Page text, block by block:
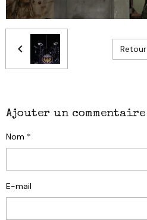
Retour
Ajouter un commentaire
Nom
E-mail